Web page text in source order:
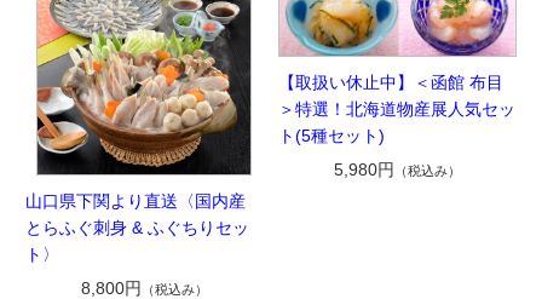
山口県下関より直送〈国内産
とらふぐ刺身 & ふぐちりセッ
ト〉
8,800円
（税込み）
【取扱い休止中】＜函館 布目
＞特選！北海道物産展人気セッ
ト(5種セット)
5,980円
（税込み）